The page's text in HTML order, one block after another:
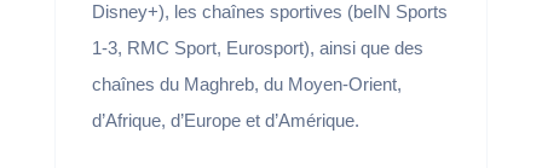
Disney+), les chaînes sportives (beIN Sports
1-3, RMC Sport, Eurosport), ainsi que des
chaînes du Maghreb, du Moyen-Orient,
d’Afrique, d’Europe et d’Amérique.